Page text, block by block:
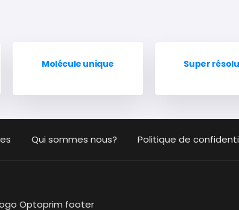
Molécule unique Super
Qui sommes nous? Politique de